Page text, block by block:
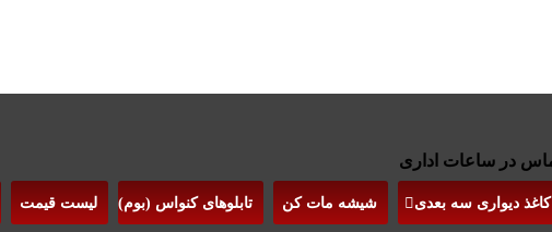
کاغذ دیواری سه بعدی شیشه مات کن تابلوهای کنواس (بوم) لیست قیمت